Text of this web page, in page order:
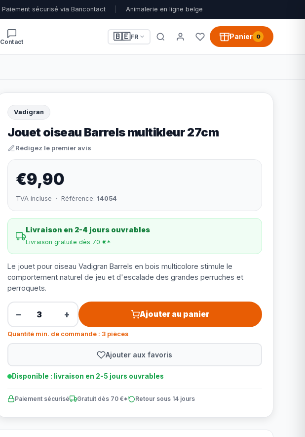
Paiement sécurisé via Bancontact Animalerie en ligne belge
Contact
🇧🇪FR Panier 0
Vadigran
Jouet oiseau Barrels multikleur 27cm
Rédigez le premier avis
€9,90
TVA incluse · Référence: 14054
Livraison en 2-4 jours ouvrables
Livraison gratuite dès 70 €*
Le jouet pour oiseau Vadigran Barrels en bois multicolore stimule le
comportement naturel de jeu et d'escalade des grandes perruches et
perroquets.
− + Ajouter au panier
Quantité min. de commande : 3 pièces
Ajouter aux favoris
Disponible : livraison en 2-5 jours ouvrables
Paiement sécurisé Gratuit dès 70 €* Retour sous 14 jours